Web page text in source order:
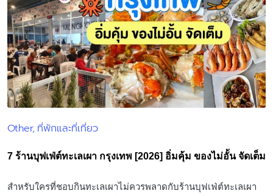
Posted
Other ที่พักและที่เที่ยว
7 ร้านบุฟเฟ่ต์ทะเลเผา กรุงเทพ [2026] อิ่มคุ้ม ของไม่อั้น จัดเต็ม
สำหรับใครที่ชอบกินทะเลเผาไม่ควรพลาดกับร้านบุฟเฟ่ต์ทะเลเผา